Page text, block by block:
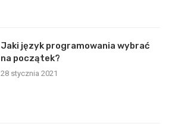
Jaki język programowania wybrać
na początek?
28 stycznia 2021